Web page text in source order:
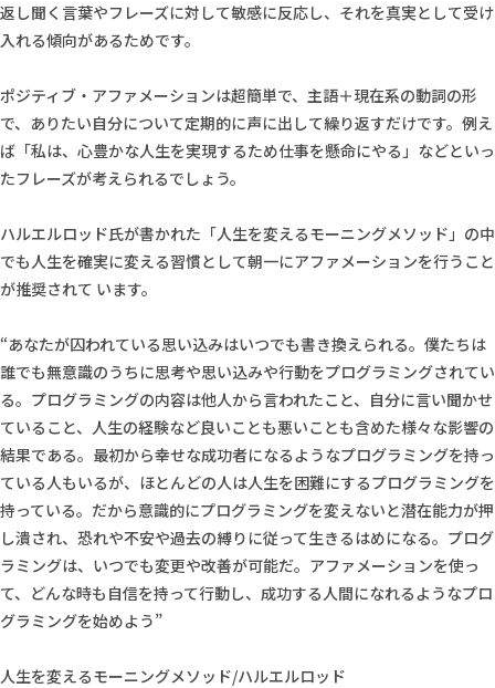
返し聞く言葉やフレーズに対して敏感に反応し、それを真実として受け
入れる傾向があるためです。
ポジティブ・アファメーションは超簡単で、主語＋現在系の動詞の形
で、ありたい自分について定期的に声に出して繰り返すだけです。例え
ば「私は、心豊かな人生を実現するため仕事を懸命にやる」などといっ
たフレーズが考えられるでしょう。
ハルエルロッド氏が書かれた「人生を変えるモーニングメソッド」の中
でも人生を確実に変える習慣として朝一にアファメーションを行うこと
が推奨されて います。
“あなたが囚われている思い込みはいつでも書き換えられる。僕たちは
誰でも無意識のうちに思考や思い込みや行動をプログラミングされてい
る。プログラミングの内容は他人から言われたこと、自分に言い聞かせ
ていること、人生の経験など良いことも悪いことも含めた様々な影響の
結果である。最初から幸せな成功者になるようなプログラミングを持っ
ている人もいるが、ほとんどの人は人生を困難にするプログラミングを
持っている。だから意識的にプログラミングを変えないと潜在能力が押
し潰され、恐れや不安や過去の縛りに従って生きるはめになる。プログ
ラミングは、いつでも変更や改善が可能だ。アファメーションを使っ
て、どんな時も自信を持って行動し、成功する人間になれるようなプロ
グラミングを始めよう”
人生を変えるモーニングメソッド/ハルエルロッド